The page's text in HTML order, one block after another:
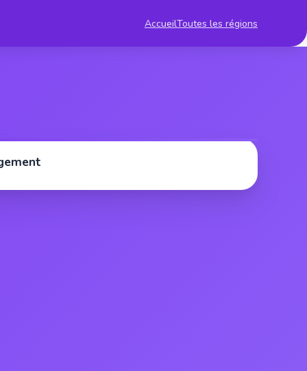
AccueilToutes les régions